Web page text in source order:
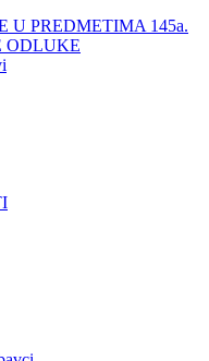
U PREDMETIMA 145a.
ODLUKE